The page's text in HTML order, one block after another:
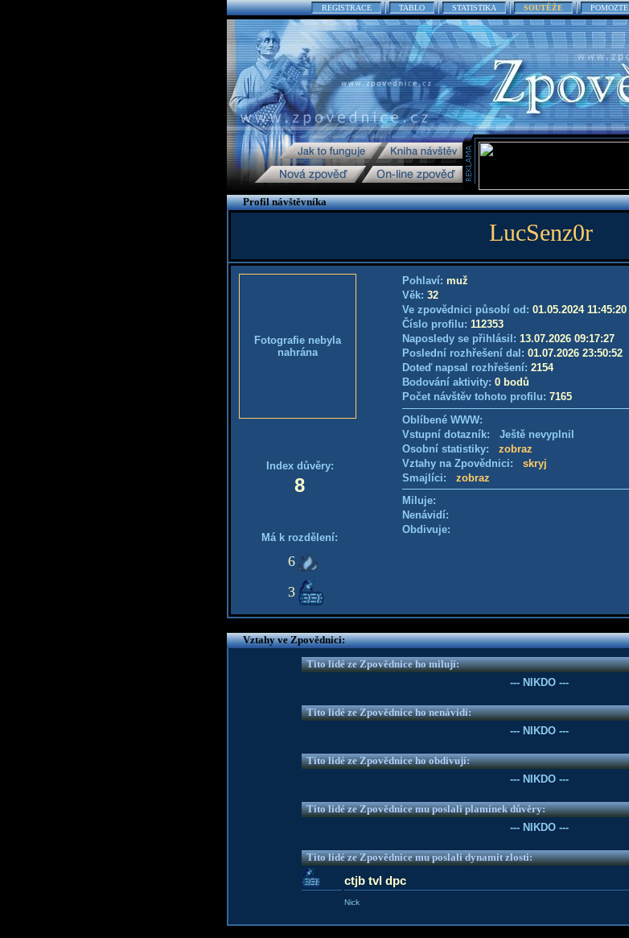
REGISTRACE TABLO STATISTIKA SOUTĚŽE POMOZTE
Profil návštěvníka
LucSenz0r
Fotografie nebyla
nahrána
Index důvěry:
8
Má k rozdělení:
6
3
Pohlaví: muž
Věk: 32
Ve zpovědnici působí od: 01.05.2024 11:45:20
Číslo profilu: 112353
Naposledy se přihlásil: 13.07.2026 09:17:27
Poslední rozhřešení dal: 01.07.2026 23:50:52
Doteď napsal rozhřešení: 2154
Bodování aktivity: 0 bodů
Počet návštěv tohoto profilu: 7165
Oblíbené WWW:
Vstupní dotazník: Ještě nevyplnil
Osobní statistiky: zobraz
Vztahy na Zpovědnici: skryj
Smajlíci: zobraz
Miluje:
Nenávidí:
Obdivuje:
Vztahy ve Zpovědnici:
Tito lidé ze Zpovědnice ho milují:
--- NIKDO ---
Tito lidé ze Zpovědnice ho nenávidí:
--- NIKDO ---
Tito lidé ze Zpovědnice ho obdivují:
--- NIKDO ---
Tito lidé ze Zpovědnice mu poslali plamínek důvěry:
--- NIKDO ---
Tito lidé ze Zpovědnice mu poslali dynamit zlosti:
ctjb tvl dpc
Nick